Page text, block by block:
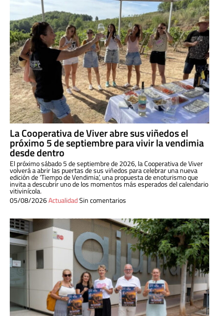
La Cooperativa de Viver abre sus viñedos el
próximo 5 de septiembre para vivir la vendimia
desde dentro
El próximo sábado 5 de septiembre de 2026, la Cooperativa de Viver
volverá a abrir las puertas de sus viñedos para celebrar una nueva
edición de ‘Tiempo de Vendimia’, una propuesta de enoturismo que
invita a descubrir uno de los momentos más esperados del calendario
vitivinícola.
05/08/2026ActualidadSin comentarios